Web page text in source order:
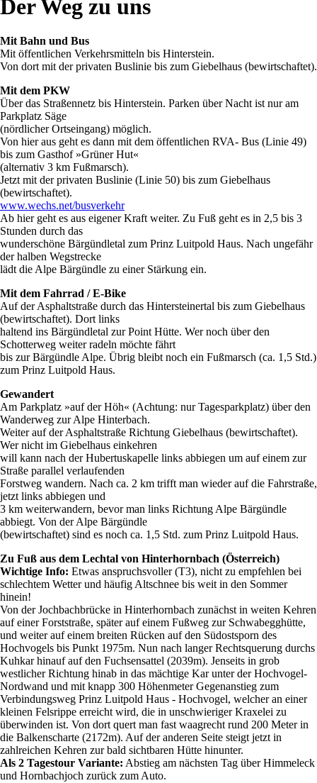
Der Weg zu uns
Mit Bahn und Bus
Mit öffentlichen Verkehrsmitteln bis Hinterstein.
Von dort mit der privaten Buslinie bis zum Giebelhaus (bewirtschaftet).
Mit dem PKW
Über das Straßennetz bis Hinterstein. Parken über Nacht ist nur am
Parkplatz Säge
(nördlicher Ortseingang) möglich.
Von hier aus geht es dann mit dem öffentlichen RVA- Bus (Linie 49)
bis zum Gasthof »Grüner Hut«
(alternativ 3 km Fußmarsch).
Jetzt mit der privaten Buslinie (Linie 50) bis zum Giebelhaus
(bewirtschaftet).
www.wechs.net/busverkehr
Ab hier geht es aus eigener Kraft weiter. Zu Fuß geht es in 2,5 bis 3
Stunden durch das
wunderschöne Bärgündletal zum Prinz Luitpold Haus. Nach ungefähr
der halben Wegstrecke
lädt die Alpe Bärgündle zu einer Stärkung ein.
Mit dem Fahrrad / E-Bike
Auf der Asphaltstraße durch das Hintersteinertal bis zum Giebelhaus
(bewirtschaftet). Dort links
haltend ins Bärgündletal zur Point Hütte. Wer noch über den
Schotterweg weiter radeln möchte fährt
bis zur Bärgündle Alpe. Übrig bleibt noch ein Fußmarsch (ca. 1,5 Std.)
zum Prinz Luitpold Haus.
Gewandert
Am Parkplatz »auf der Höh« (Achtung: nur Tagesparkplatz) über den
Wanderweg zur Alpe Hinterbach.
Weiter auf der Asphaltstraße Richtung Giebelhaus (bewirtschaftet).
Wer nicht im Giebelhaus einkehren
will kann nach der Hubertuskapelle links abbiegen um auf einem zur
Straße parallel verlaufenden
Forstweg wandern. Nach ca. 2 km trifft man wieder auf die Fahrstraße,
jetzt links abbiegen und
3 km weiterwandern, bevor man links Richtung Alpe Bärgündle
abbiegt. Von der Alpe Bärgündle
(bewirtschaftet) sind es noch ca. 1,5 Std. zum Prinz Luitpold Haus.
Zu Fuß aus dem Lechtal von Hinterhornbach (Österreich)
Wichtige Info: Etwas anspruchsvoller (T3), nicht zu empfehlen bei
schlechtem Wetter und häufig Altschnee bis weit in den Sommer
hinein!
Von der Jochbachbrücke in Hinterhornbach zunächst in weiten Kehren
auf einer Forststraße, später auf einem Fußweg zur Schwabegghütte,
und weiter auf einem breiten Rücken auf den Südostsporn des
Hochvogels bis Punkt 1975m. Nun nach langer Rechtsquerung durchs
Kuhkar hinauf auf den Fuchsensattel (2039m). Jenseits in grob
westlicher Richtung hinab in das mächtige Kar unter der Hochvogel-
Nordwand und mit knapp 300 Höhenmeter Gegenanstieg zum
Verbindungsweg Prinz Luitpold Haus - Hochvogel, welcher an einer
kleinen Felsrippe erreicht wird, die in unschwieriger Kraxelei zu
überwinden ist. Von dort quert man fast waagrecht rund 200 Meter in
die Balkenscharte (2172m). Auf der anderen Seite steigt jetzt in
zahlreichen Kehren zur bald sichtbaren Hütte hinunter.
Als 2 Tagestour Variante: Abstieg am nächsten Tag über Himmeleck
und Hornbachjoch zurück zum Auto.